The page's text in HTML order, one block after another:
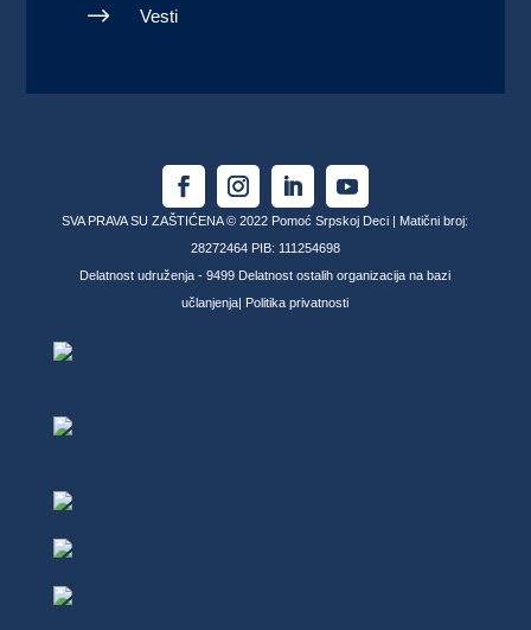
$ Vesti
SVA PRAVA SU ZAŠTIĆENA © 2022 Pomoć Srpskoj Deci | Matični broj:
28272464 PIB: 111254698
Delatnost udruženja - 9499 Delatnost ostalih organizacija na bazi
učlanjenja| Politika privatnosti